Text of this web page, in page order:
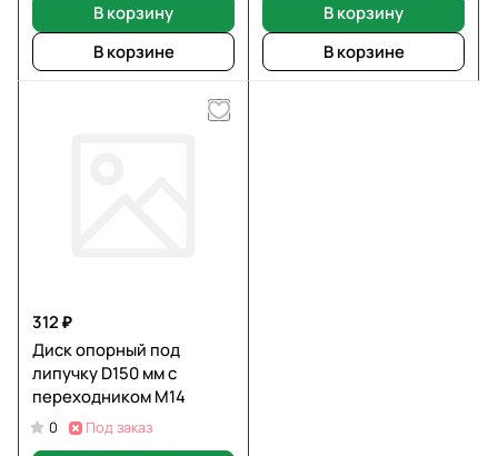
В корзину
В корзине
В корзину
В корзине
312 ₽
Диск опорный под
липучку D150 мм с
переходником М14
0 Под заказ